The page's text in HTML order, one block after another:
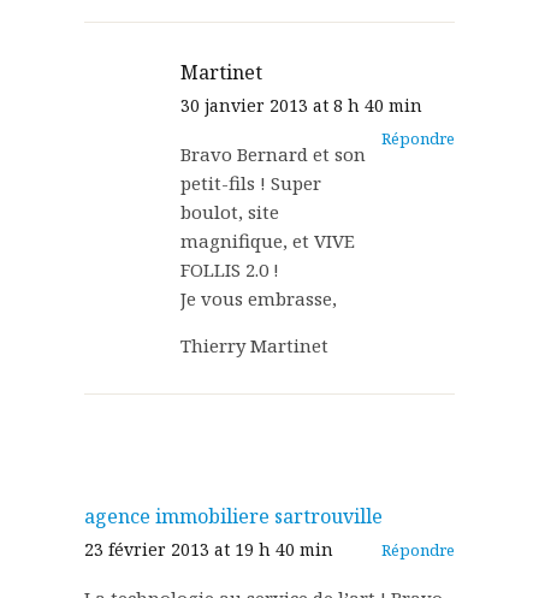
Martinet
30 janvier 2013 at 8 h 40 min
Répondre
Bravo Bernard et son
petit-fils ! Super
boulot, site
magnifique, et VIVE
FOLLIS 2.0 !
Je vous embrasse,
Thierry Martinet
agence immobiliere sartrouville
23 février 2013 at 19 h 40 min Répondre